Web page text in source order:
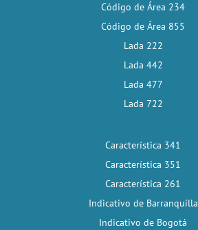
Código de Área 234
Código de Área 855
Lada 222
Lada 442
Lada 477
Lada 722
Característica 341
Característica 351
Característica 261
Indicativo de Barranquilla
Indicativo de Bogotá